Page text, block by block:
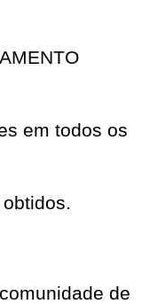
em todos os
de